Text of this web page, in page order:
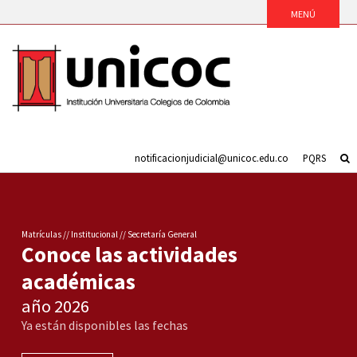
IDIOMA
PQRS
notificacionjudicial@unicoc.edu.co
Matrículas // Institucional // Secretaría General
Conoce las actividades
académicas
año 2026
Ya están disponibles las fechas